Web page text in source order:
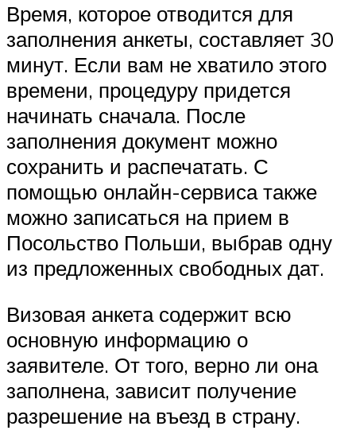
Время, которое отводится для
заполнения анкеты, составляет 30
минут. Если вам не хватило этого
времени, процедуру придется
начинать сначала. После
заполнения документ можно
сохранить и распечатать. С
помощью онлайн-сервиса также
можно записаться на прием в
Посольство Польши, выбрав одну
из предложенных свободных дат.
Визовая анкета содержит всю
основную информацию о
заявителе. От того, верно ли она
заполнена, зависит получение
разрешение на въезд в страну.